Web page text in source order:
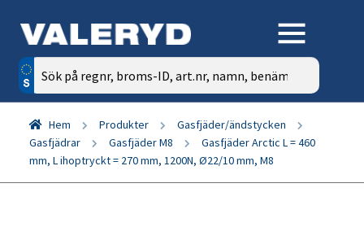
Sök
efter:
Hem Produkter
Gasfjäder/ändstycken
Gasfjädrar
Gasfjäder M8
Gasfjäder Arctic L = 460
mm, L ihoptryckt = 270 mm, 1200N, Ø22/10 mm, M8